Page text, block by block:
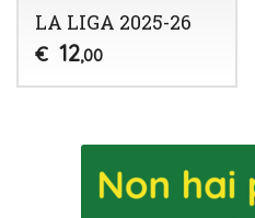
LA LIGA 2025-26
€ 12,00